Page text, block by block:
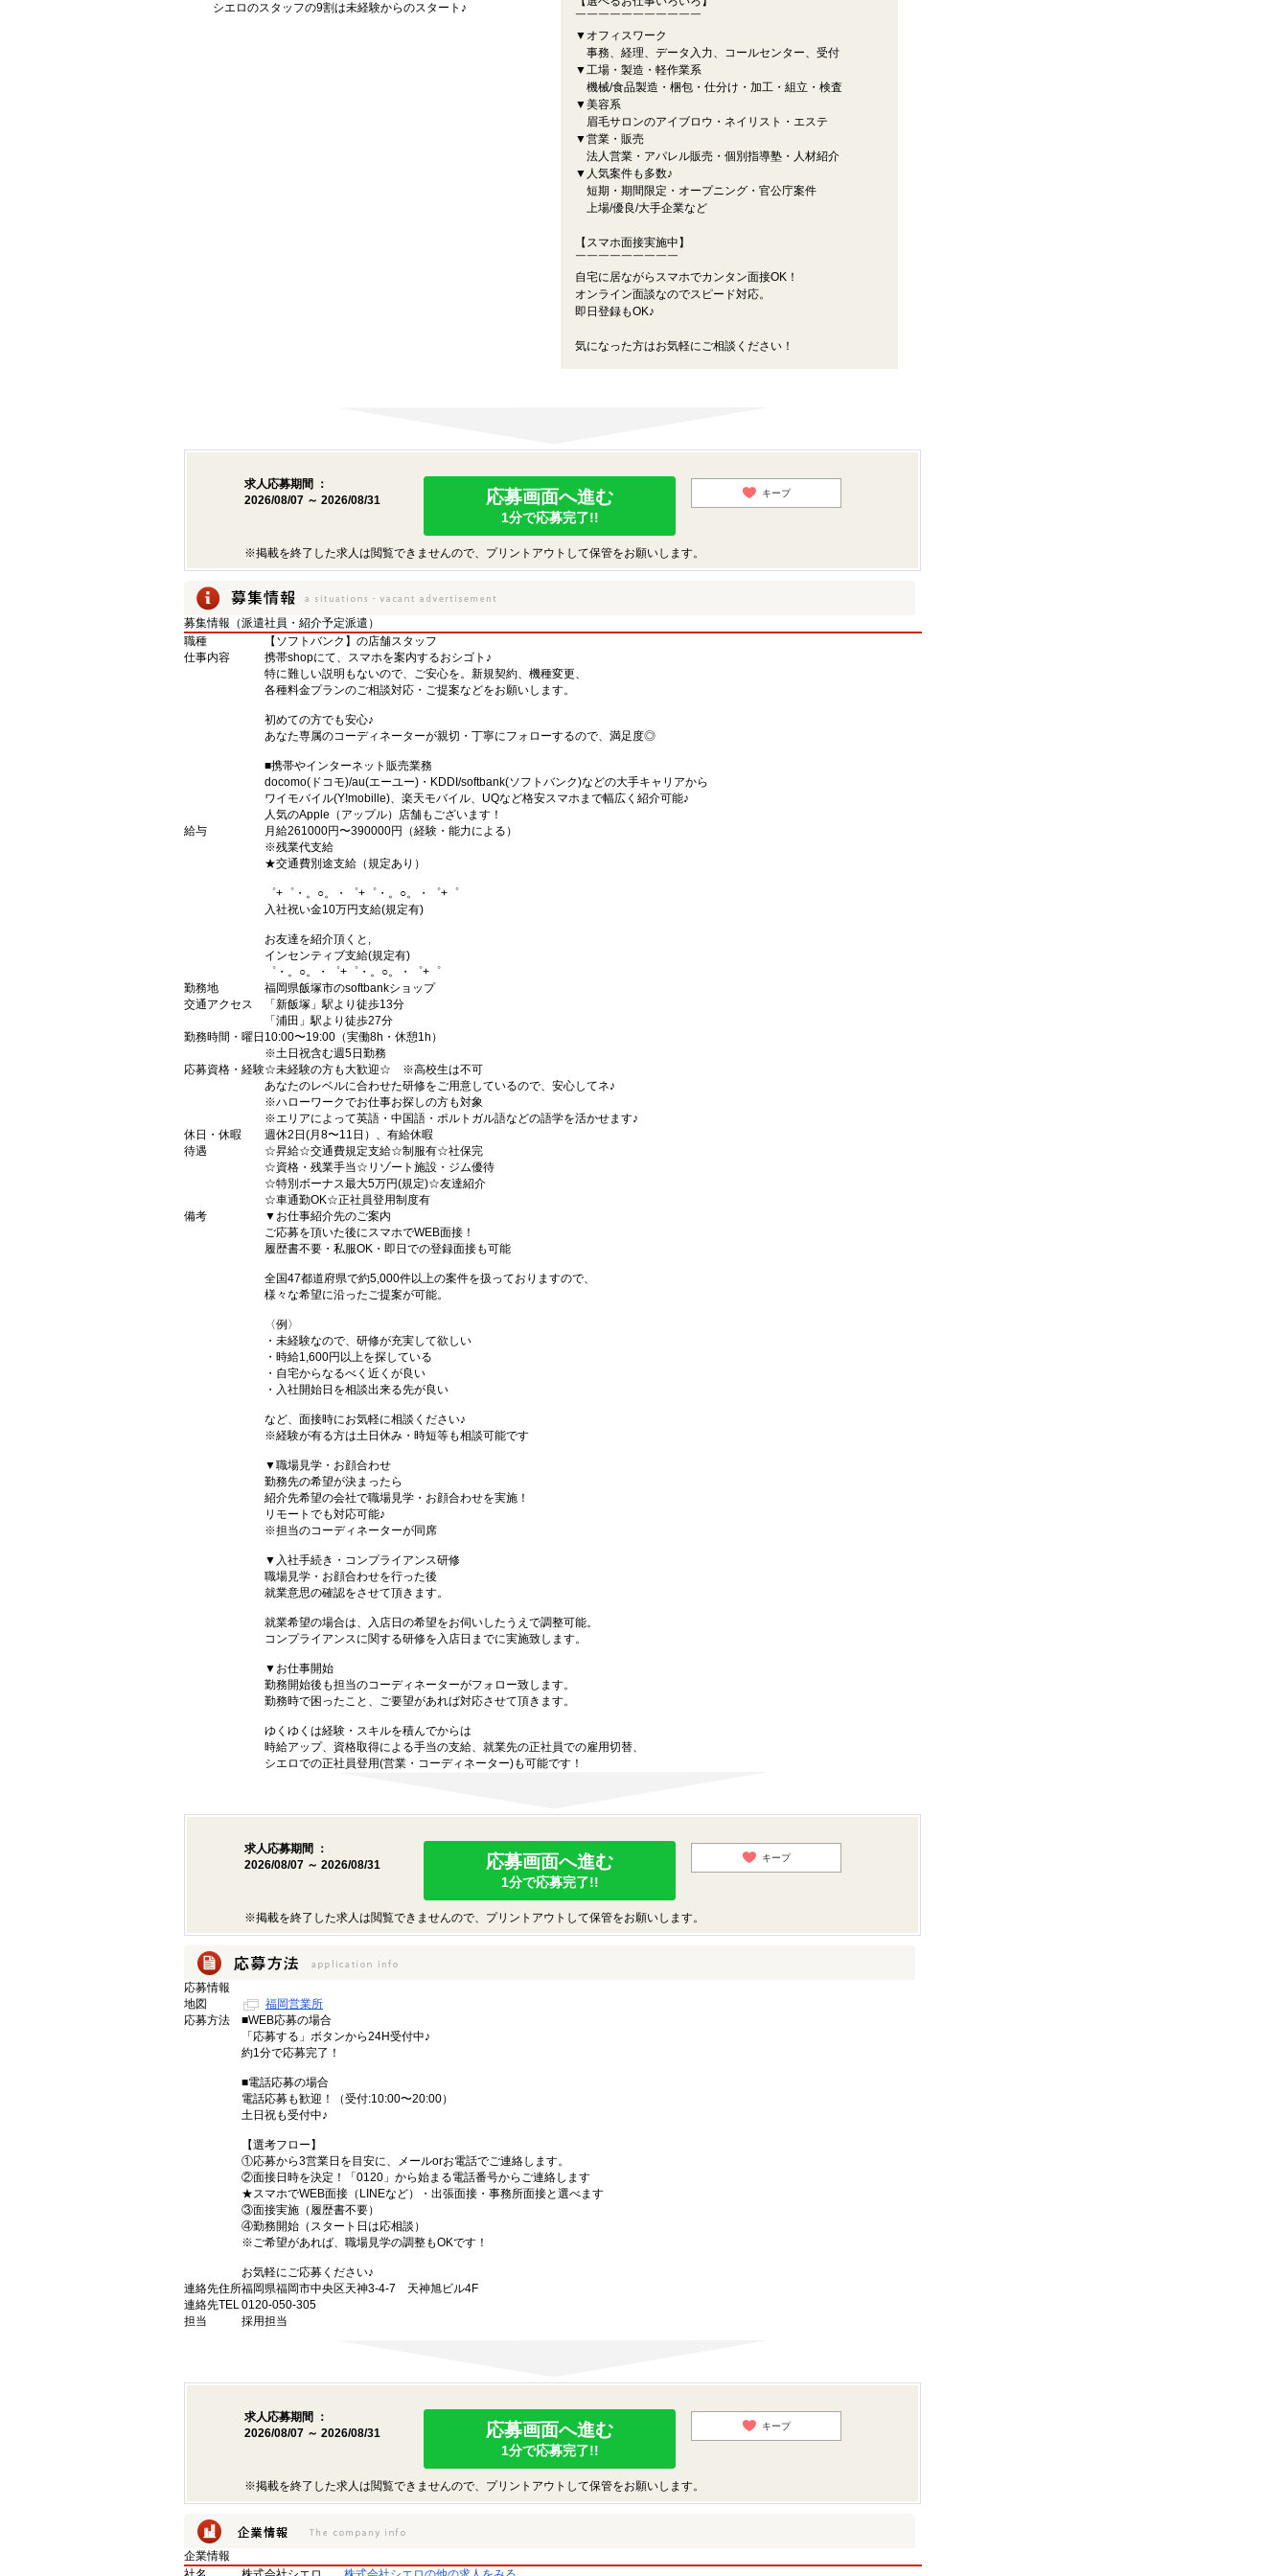
シエロのスタッフの9割は未経験からのスタート♪
￣￣￣￣￣￣￣￣￣￣￣
▼オフィスワーク
事務、経理、データ入力、コールセンター、受付
▼工場・製造・軽作業系
機械/食品製造・梱包・仕分け・加工・組立・検査
▼美容系
眉毛サロンのアイブロウ・ネイリスト・エステ
▼営業・販売
法人営業・アパレル販売・個別指導塾・人材紹介
▼人気案件も多数♪
短期・期間限定・オープニング・官公庁案件
上場/優良/大手企業など
【スマホ面接実施中】
￣￣￣￣￣￣￣￣￣
自宅に居ながらスマホでカンタン面接OK！
オンライン面談なのでスピード対応。
即日登録もOK♪
気になった方はお気軽にご相談ください！
求人応募期間 ：
2026/08/07 ～ 2026/08/31
応募画面へ進む
1分で応募完了!!
キープ
※掲載を終了した求人は閲覧できませんので、プリントアウトして保管をお願いします。
募集情報（派遣社員・紹介予定派遣）
職種
【ソフトバンク】の店舗スタッフ
仕事内容
携帯shopにて、スマホを案内するおシゴト♪
特に難しい説明もないので、ご安心を。新規契約、機種変更、
各種料金プランのご相談対応・ご提案などをお願いします。
初めての方でも安心♪
あなた専属のコーディネーターが親切・丁寧にフォローするので、満足度◎
■携帯やインターネット販売業務
docomo(ドコモ)/au(エーユー)・KDDI/softbank(ソフトバンク)などの大手キャリアから
ワイモバイル(Y!mobille)、楽天モバイル、UQなど格安スマホまで幅広く紹介可能♪
人気のApple（アップル）店舗もございます！
給与
月給261000円〜390000円（経験・能力による）
※残業代支給
★交通費別途支給（規定あり）
゜+゜・。○。・゜+゜・。○。・゜+゜
入社祝い金10万円支給(規定有)
お友達を紹介頂くと,
インセンティブ支給(規定有)
゜・。○。・゜+゜・。○。・゜+゜
勤務地
福岡県飯塚市のsoftbankショップ
交通アクセス
「新飯塚」駅より徒歩13分
「浦田」駅より徒歩27分
勤務時間・曜日 10:00〜19:00（実働8h・休憩1h）
※土日祝含む週5日勤務
応募資格・経験☆未経験の方も大歓迎☆ ※高校生は不可
あなたのレベルに合わせた研修をご用意しているので、安心してネ♪
※ハローワークでお仕事お探しの方も対象
※エリアによって英語・中国語・ポルトガル語などの語学を活かせます♪
休日・休暇
週休2日(月8〜11日）、有給休暇
待遇
☆昇給☆交通費規定支給☆制服有☆社保完
☆資格・残業手当☆リゾート施設・ジム優待
☆特別ボーナス最大5万円(規定)☆友達紹介
☆車通勤OK☆正社員登用制度有
備考
▼お仕事紹介先のご案内
ご応募を頂いた後にスマホでWEB面接！
履歴書不要・私服OK・即日での登録面接も可能
全国47都道府県で約5,000件以上の案件を扱っておりますので、
様々な希望に沿ったご提案が可能。
〈例〉
・未経験なので、研修が充実して欲しい
・時給1,600円以上を探している
・自宅からなるべく近くが良い
・入社開始日を相談出来る先が良い
など、面接時にお気軽に相談ください♪
※経験が有る方は土日休み・時短等も相談可能です
▼職場見学・お顔合わせ
勤務先の希望が決まったら
紹介先希望の会社で職場見学・お顔合わせを実施！
リモートでも対応可能♪
※担当のコーディネーターが同席
▼入社手続き・コンプライアンス研修
職場見学・お顔合わせを行った後
就業意思の確認をさせて頂きます。
就業希望の場合は、入店日の希望をお伺いしたうえで調整可能。
コンプライアンスに関する研修を入店日までに実施致します。
▼お仕事開始
勤務開始後も担当のコーディネーターがフォロー致します。
勤務時で困ったこと、ご要望があれば対応させて頂きます。
ゆくゆくは経験・スキルを積んでからは
時給アップ、資格取得による手当の支給、就業先の正社員での雇用切替、
シエロでの正社員登用(営業・コーディネーター)も可能です！
求人応募期間 ：
2026/08/07 ～ 2026/08/31
応募画面へ進む
1分で応募完了!!
キープ
※掲載を終了した求人は閲覧できませんので、プリントアウトして保管をお願いします。
応募情報
地図
福岡営業所
応募方法
■WEB応募の場合
「応募する」ボタンから24H受付中♪
約1分で応募完了！
■電話応募の場合
電話応募も歓迎！（受付:10:00〜20:00）
土日祝も受付中♪
【選考フロー】
①応募から3営業日を目安に、メールorお電話でご連絡します。
②面接日時を決定！「0120」から始まる電話番号からご連絡します
★スマホでWEB面接（LINEなど）・出張面接・事務所面接と選べます
③面接実施（履歴書不要）
④勤務開始（スタート日は応相談）
※ご希望があれば、職場見学の調整もOKです！
お気軽にご応募ください♪
連絡先住所福岡県福岡市中央区天神3-4-7 天神旭ビル4F
連絡先TEL0120-050-305
担当
採用担当
求人応募期間 ：
2026/08/07 ～ 2026/08/31
応募画面へ進む
1分で応募完了!!
キープ
※掲載を終了した求人は閲覧できませんので、プリントアウトして保管をお願いします。
企業情報